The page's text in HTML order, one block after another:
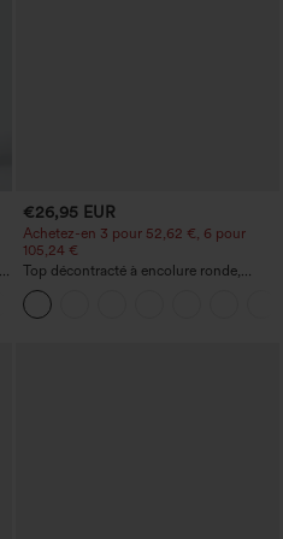
€26,95 EUR
Achetez-en 3 pour 52,62 €, 6 pour
105,24 €
Top décontracté à encolure ronde,
manches chauve-souris et coupe ample